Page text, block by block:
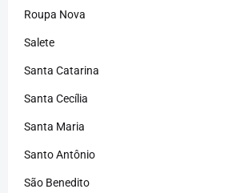
Roupa Nova
Salete
Santa Catarina
Santa Cecília
Santa Maria
Santo Antônio
São Benedito